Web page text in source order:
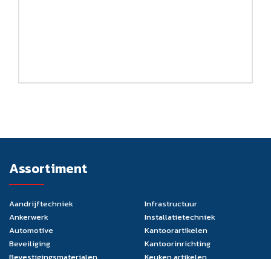
Assortiment
Aandrijftechniek
Ankerwerk
Automotive
Beveiliging
Infrastructuur
Installatietechniek
Kantoorartikelen
Kantoorinrichting